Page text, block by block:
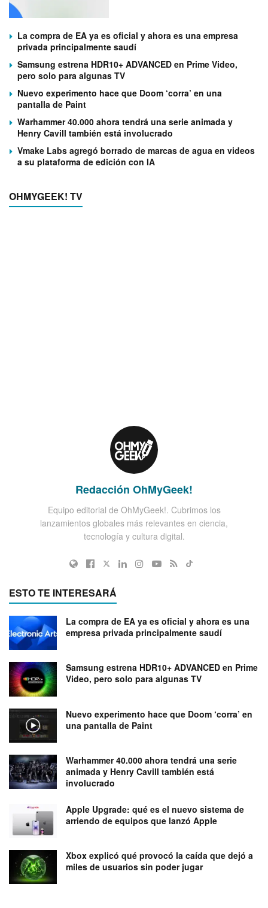
La compra de EA ya es oficial y ahora es una empresa
privada principalmente saudí
Samsung estrena HDR10+ ADVANCED en Prime Video,
pero solo para algunas TV
Nuevo experimento hace que Doom ‘corra’ en una
pantalla de Paint
Warhammer 40.000 ahora tendrá una serie animada y
Henry Cavill también está involucrado
Vmake Labs agregó borrado de marcas de agua en videos
a su plataforma de edición con IA
OHMYGEEK! TV
Redacción OhMyGeek!
Equipo editorial de OhMyGeek!. Cubrimos los
lanzamientos globales más relevantes en ciencia,
tecnología y cultura digital.
ESTO TE INTERESARÁ
La compra de EA ya es oficial y ahora es una
empresa privada principalmente saudí
Samsung estrena HDR10+ ADVANCED en Prime
Video, pero solo para algunas TV
Nuevo experimento hace que Doom ‘corra’ en
una pantalla de Paint
Warhammer 40.000 ahora tendrá una serie
animada y Henry Cavill también está
involucrado
Apple Upgrade: qué es el nuevo sistema de
arriendo de equipos que lanzó Apple
Xbox explicó qué provocó la caída que dejó a
miles de usuarios sin poder jugar